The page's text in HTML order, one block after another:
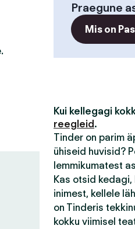
Praegune
Mis on
Kui kellegagi
reegleid .
Tinder on parim
ühiseid huvisid?
lemmikumatest
Kas otsid
inimest, kellele
on Tinderis
kokku viimisel